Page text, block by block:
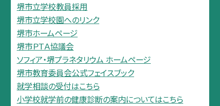
堺市立学校教員採用
堺市立学校園へのリンク
堺市ホームページ
堺市ＰＴＡ協議会
ソフィア・堺プラネタリウム ホームページ
堺市教育委員会公式フェイスブック
就学相談の受付はこちら
小学校就学前の健康診断の案内についてはこちら